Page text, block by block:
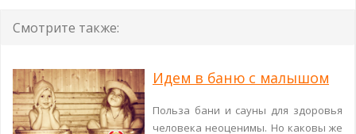
Смотрите также:
Идем в баню с малышом
Польза бани и сауны для здоровья
человека неоценимы. Но каковы же